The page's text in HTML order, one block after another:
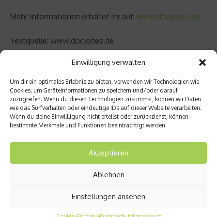
Einwilligung verwalten
Um dir ein optimales Erlebnis zu bieten, verwenden wir Technologien wie
Cookies, um Geräteinformationen zu speichern und/oder darauf
zuzugreifen. Wenn du diesen Technologien zustimmst, können wir Daten
wie das Surfverhalten oder eindeutige IDs auf dieser Website verarbeiten.
Wenn du deine Einwillligung nicht erteilst oder zurückziehst, können
bestimmte Merkmale und Funktionen beeinträchtigt werden.
Akzeptieren
Ablehnen
Einstellungen ansehen
Mehr Informationen erhaltet Ihr auf: www.docjones.de.
Textquelle: www.docjones.de
vorheriger Beitrag
ehandl
ung
Proton
enther
Das
Nächster Beitrag
DER
TEST –